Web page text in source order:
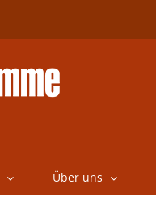
Über uns